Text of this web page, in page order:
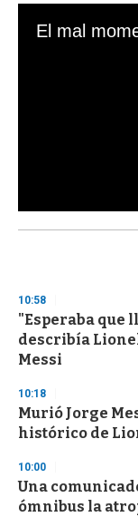
s
d
s
o
f
3
s
e
c
o
d
s
10:58
"Esperaba que
describía
Messi
10:18
Murió Jorge
histórico de
10:00
Una
ómnibus la